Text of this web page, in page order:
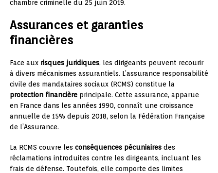
chambre criminelle du 25 juin 2019.
Assurances et garanties
financières
Face aux risques juridiques, les dirigeants peuvent recourir
à divers mécanismes assurantiels. L’assurance responsabilité
civile des mandataires sociaux (RCMS) constitue la
protection financière principale. Cette assurance, apparue
en France dans les années 1990, connaît une croissance
annuelle de 15% depuis 2018, selon la Fédération Française
de l’Assurance.
La RCMS couvre les conséquences pécuniaires des
réclamations introduites contre les dirigeants, incluant les
frais de défense. Toutefois, elle comporte des limites